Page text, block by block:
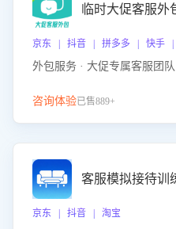
临时大促客服外
京东 | 抖音 | 拼多多 | 快手 |
外包服务 · 大促专属客服团队
咨询体验已售889+
客服模拟接待训
京东 | 抖音 | 淘宝